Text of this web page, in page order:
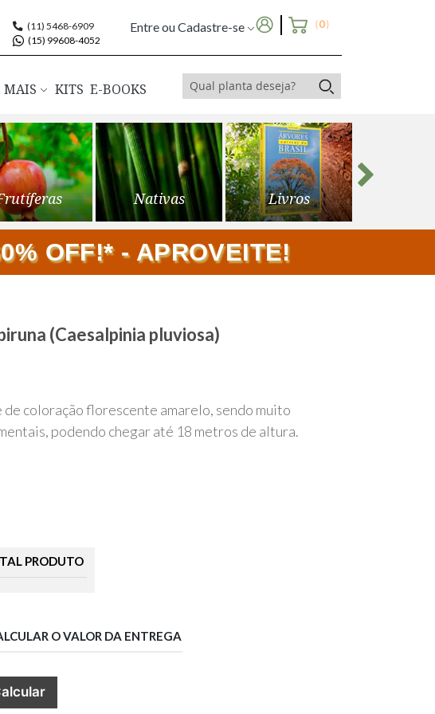
(11) 5468-6909
(15) 99608-4052
Entre ou Cadastre-se (0)
MAIS KITS E-BOOKS
Nativas Livros
OFF!* - APROVEITE!
(Caesalpinia pluviosa)
de coloração florescente amarelo, sendo muito
podendo chegar até 18 metros de altura.
PRODUTO
O VALOR DA ENTREGA